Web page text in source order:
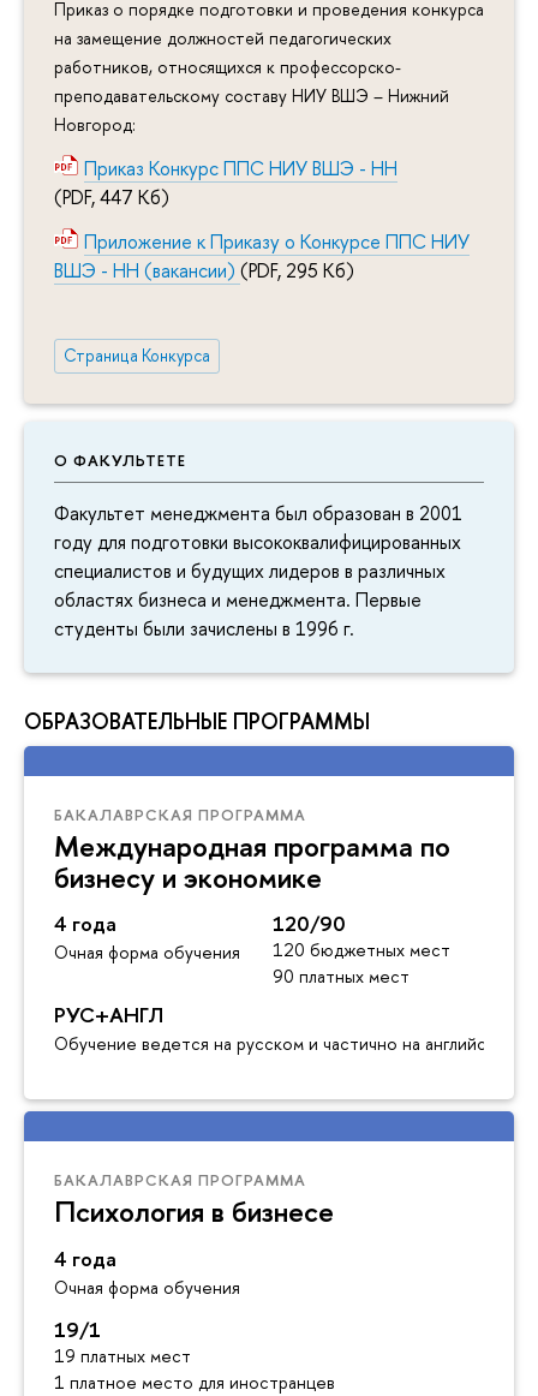
Приказ о порядке подготовки и проведения конкурса
на замещение должностей педагогических
работников, относящихся к профессорско-
преподавательскому составу НИУ ВШЭ – Нижний
Новгород:
Приказ Конкурс ППС НИУ ВШЭ - НН
(PDF, 447 Кб)
Приложение к Приказу о Конкурсе ППС НИУ
ВШЭ - НН (вакансии) (PDF, 295 Кб)
Страница Конкурса
О ФАКУЛЬТЕТЕ
Факультет менеджмента был образован в 2001
году для подготовки высококвалифицированных
специалистов и будущих лидеров в различных
областях бизнеса и менеджмента. Первые
студенты были зачислены в 1996 г.
ОБРАЗОВАТЕЛЬНЫЕ ПРОГРАММЫ
БАКАЛАВРСКАЯ ПРОГРАММА
Международная программа по
бизнесу и экономике
4 года
Очная форма обучения
120/90
120 бюджетных мест
90 платных мест
РУС+АНГЛ
Обучение ведется на русском и частично на английском
БАКАЛАВРСКАЯ ПРОГРАММА
Психология в бизнесе
4 года
Очная форма обучения
19/1
19 платных мест
1 платное место для иностранцев